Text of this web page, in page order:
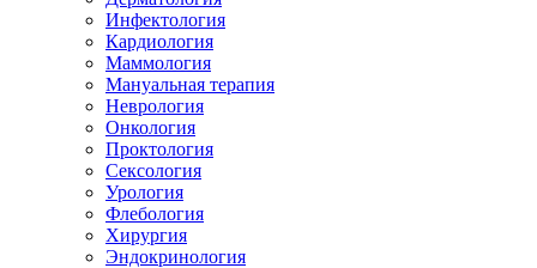
Инфектология
Кардиология
Маммология
Мануальная терапия
Неврология
Онкология
Проктология
Сексология
Урология
Флебология
Хирургия
Эндокринология